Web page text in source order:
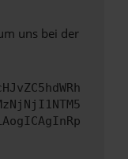
uns bei der